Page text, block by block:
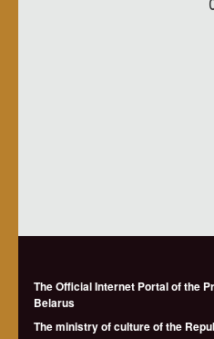
The Official Internet Portal of the
Belarus
The ministry of culture of the